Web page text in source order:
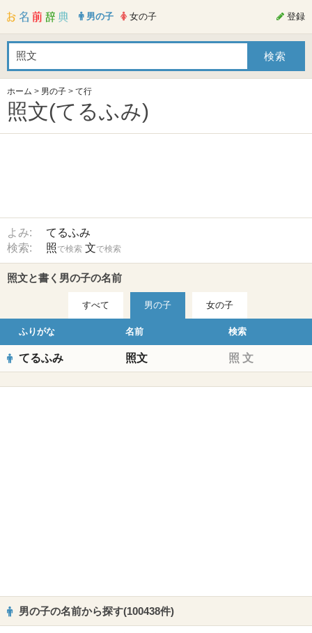
男の子 女の子 登録
ホーム > 男の子 > て行
照文(てるふみ)
よみ:
てるふみ
検索:
照で検索 文で検索
照文と書く男の子の名前
すべて 男の子 女の子
ふりがな 名前 検索
てるふみ 照文 照 文
男の子の名前から探す(100438件)